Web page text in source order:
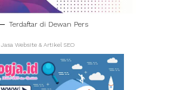
Terdaftar di Dewan Pers
Jasa Website & Artikel SEO